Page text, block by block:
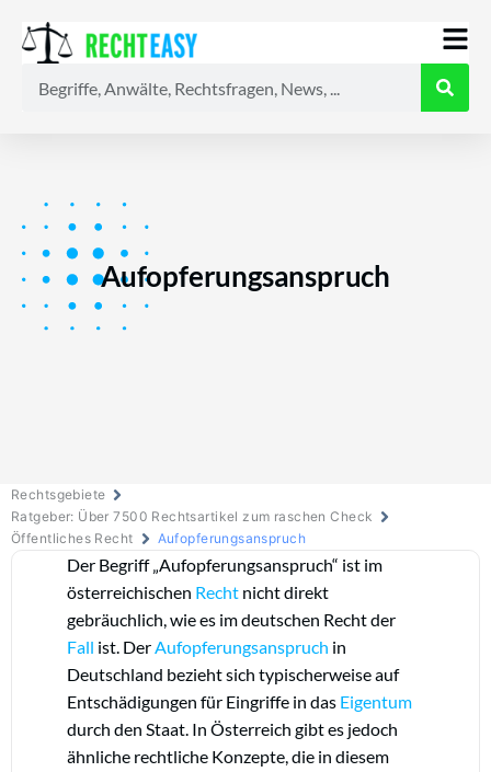
Aufopferungsanspruch
Rechtsgebiete
Ratgeber: Über 7500 Rechtsartikel zum raschen Check
Öffentliches Recht
Aufopferungsanspruch
Der Begriff „Aufopferungsanspruch“ ist im
österreichischen Recht nicht direkt
gebräuchlich, wie es im deutschen Recht der
Fall ist. DerAufopferungsanspruch in
Deutschland bezieht sich typischerweise auf
Entschädigungen für Eingriffe in das Eigentum
durch den Staat. In Österreich gibt es jedoch
ähnliche rechtliche Konzepte, die in diesem